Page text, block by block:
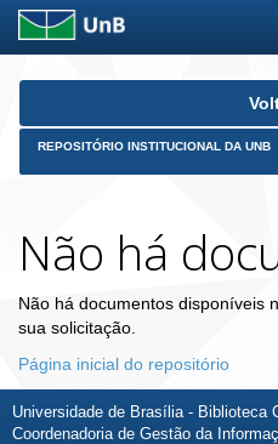
Skip
REPOSITÓRIO INSTITUCIONAL DA UNB
Não há
Não há documentos disponíveis
sua solicitação.
Página inicial do repositório
Universidade de Brasília - Biblioteca
Coordenadoria de Gestão da